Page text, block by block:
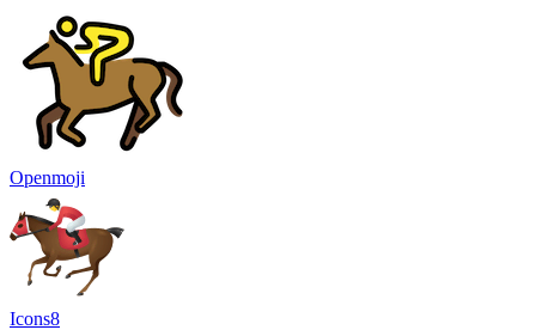
Openmoji
Icons8